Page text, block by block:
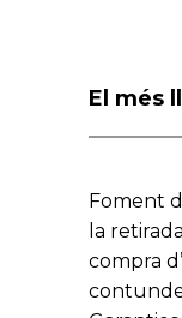
El més
Foment
la
compra